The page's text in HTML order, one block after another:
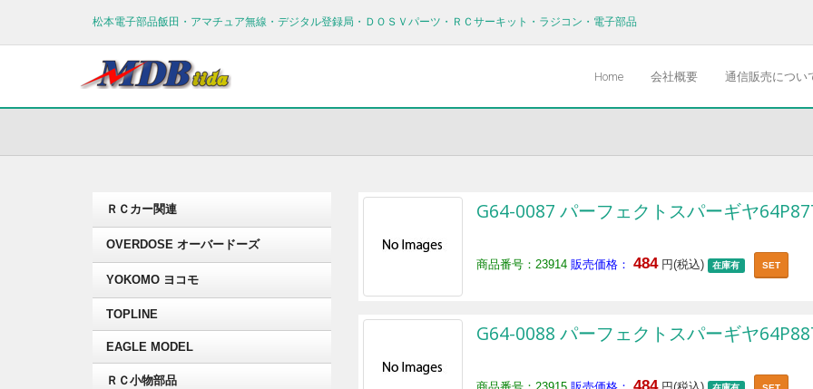
松本電子部品飯田・アマチュア無線・デジタル登録局・ＤＯＳＶパーツ・ＲＣサーキット・ラジコン・電子部品
Home 会社概要 通信販売につい
ＲＣカー関連
OVERDOSE オーバードーズ
YOKOMO ヨコモ
TOPLINE
EAGLE MODEL
ＲＣ小物部品
G64-0087 パーフェクトスパーギヤ
商品番号：23914 販売価格： 484円(税込) 在庫有 SET
G64-0088 パーフェクトスパーギヤ